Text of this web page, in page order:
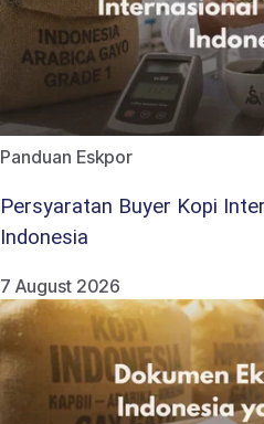
Panduan Eskpor
Persyaratan Buyer Kopi
Indonesia
7 August 2026